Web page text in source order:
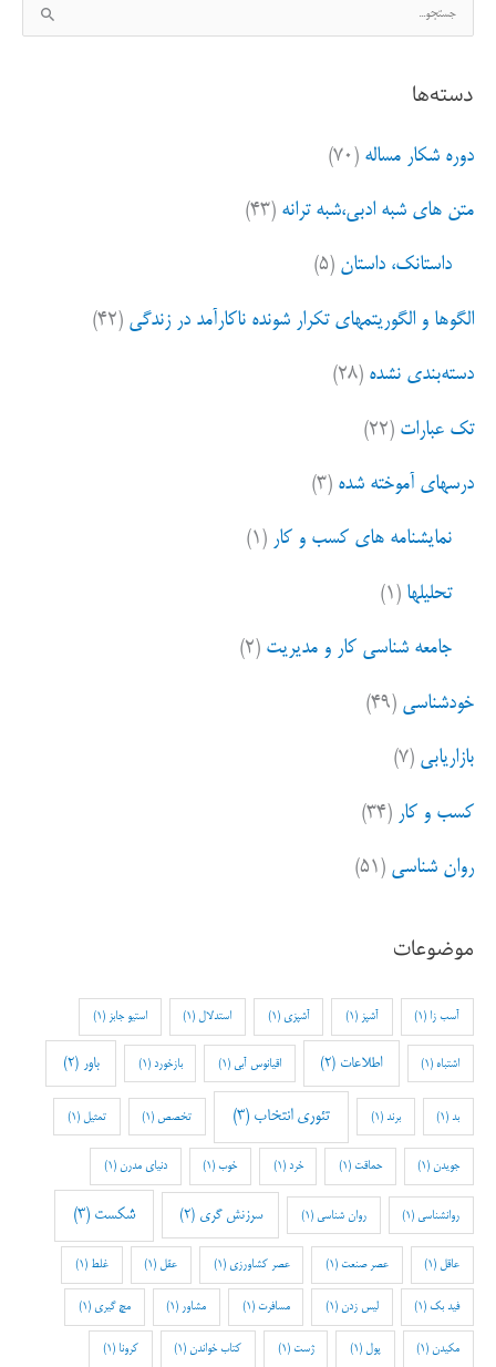
س
ج
ب
ا
دسته‌ها
دوره شکار مساله (۷۰)
متن های شبه ادبی،شبه ترانه (۴۳)
داستانک، داستان (۵)
الگوها و الگوریتمهای تکرار شونده ناکارآمد در زندگی (۴۲)
دسته‌بندی نشده (۲۸)
تک عبارات (۲۲)
درسهای آموخته شده (۳)
نمایشنامه های کسب و کار (۱)
تحلیلها (۱)
جامعه شناسی کار و مدیریت (۲)
خودشناسی (۴۹)
بازاریابی (۷)
کسب و کار (۳۴)
روان شناسی (۵۱)
موضوعات
آسب زا (1) آشپز (1) آشپزی (1) استدلال (1) استیو جابز (1)
اشتباه (1) اطلاعات (2) اقیانوس آبی (1) بازخورد (1) باور (2)
بد(1) برند (1) تئوری انتخاب (3) تخصص (1) تمثیل (1)
جویدن (1) حماقت (1) خرد (1) خوب(1) دنیای مدرن (1)
روانشناسی (1) روان شناسی (1) سرزنش گری (2) شکست (3)
عاقل (1) عصر صنعت (1) عصر کشاورزی (1) عقل (1) غلط (1)
فید بک(1) لیس زدن (1) مسافرت (1) مشاور (1) مچ گیری (1)
مکیدن (1) پول (1) ژست (1) کتاب خواندن (1) کرونا (1)